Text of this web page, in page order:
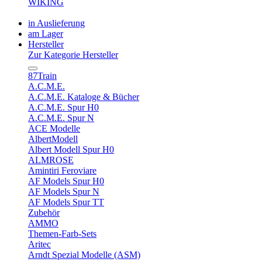
WIKING
in Auslieferung
am Lager
Hersteller
Zur Kategorie Hersteller
87Train
A.C.M.E.
A.C.M.E. Kataloge & Bücher
A.C.M.E. Spur H0
A.C.M.E. Spur N
ACE Modelle
AlbertModell
Albert Modell Spur H0
ALMROSE
Amintiri Feroviare
AF Models Spur H0
AF Models Spur N
AF Models Spur TT
Zubehör
AMMO
Themen-Farb-Sets
Aritec
Arndt Spezial Modelle (ASM)